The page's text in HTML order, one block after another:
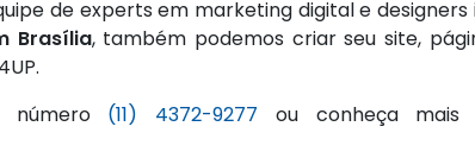
de experts em marketing digital e
Brasília, também podemos criar seu site,
número (11) 4372-9277 ou conheça mais